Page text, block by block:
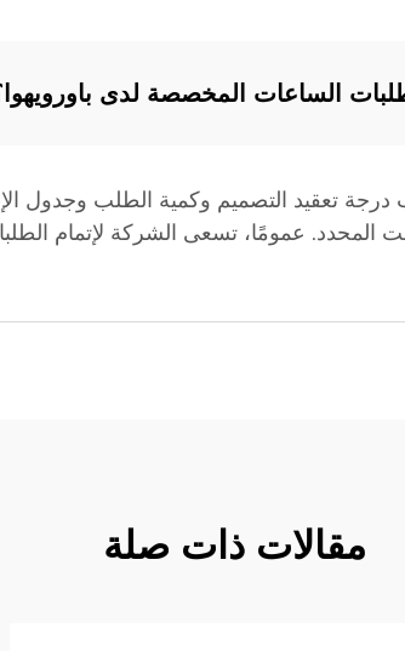
الساعات المخصصة لدى
تعقيد التصميم وكمية الطلب وجدول
المحدد. عمومًا، تسعى الشركة لإتمام
مقالات ذات صلة